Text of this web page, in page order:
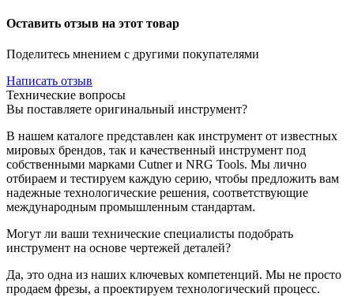
Оставить отзыв на этот товар
Поделитесь мнением с другими покупателями
Написать отзыв
Технические вопросы
Вы поставляете оригинальный инструмент?
В нашем каталоге представлен как инструмент от известных
мировых брендов, так и качественный инструмент под
собственными марками Cutner и NRG Tools. Мы лично
отбираем и тестируем каждую серию, чтобы предложить вам
надежные технологические решения, соответствующие
международным промышленным стандартам.
Могут ли ваши технические специалисты подобрать
инструмент на основе чертежей деталей?
Да, это одна из наших ключевых компетенций. Мы не просто
продаем фрезы, а проектируем технологический процесс.